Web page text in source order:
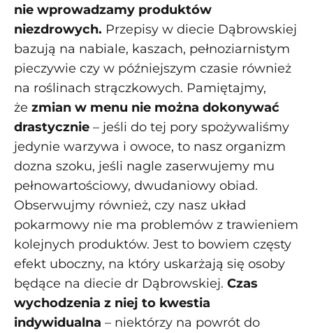
nie wprowadzamy produktów
niezdrowych. Przepisy w diecie Dąbrowskiej
bazują na nabiale, kaszach, pełnoziarnistym
pieczywie czy w późniejszym czasie również
na roślinach strączkowych. Pamiętajmy,
że zmian w menu nie można dokonywać
drastycznie – jeśli do tej pory spożywaliśmy
jedynie warzywa i owoce, to nasz organizm
dozna szoku, jeśli nagle zaserwujemy mu
pełnowartościowy, dwudaniowy obiad.
Obserwujmy również, czy nasz układ
pokarmowy nie ma problemów z trawieniem
kolejnych produktów. Jest to bowiem częsty
efekt uboczny, na który uskarżają się osoby
będące na diecie dr Dąbrowskiej. Czas
wychodzenia z niej to kwestia
indywidualna – niektórzy na powrót do